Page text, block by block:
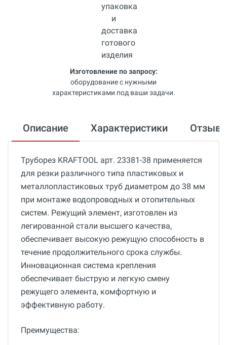
Изготовление по запросу:
оборудование с нужными
характеристиками под ваши задачи.
Описание Характеристики
Труборез KRAFTOOL арт. 23381-38 применяется
для резки различного типа пластиковых и
металлопластиковых труб диаметром до 38 мм
при монтаже водопроводных и отопительных
систем. Режущий элемент, изготовлен из
легированной стали высшего качества,
обеспечивает высокую режущую способность в
течение продолжительного срока службы.
Инновационная система крепления
обеспечивает быструю и легкую смену
режущего элемента, комфортную и
эффективную работу.
Преимущества: